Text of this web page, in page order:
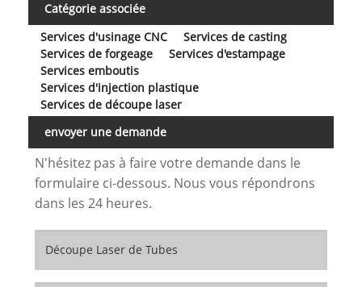
Catégorie associée
Services d'usinage CNC
Services de casting
Services de forgeage
Services d'estampage
Services emboutis
Services d'injection plastique
Services de découpe laser
envoyer une demande
N'hésitez pas à faire votre demande dans le
formulaire ci-dessous. Nous vous répondrons
dans les 24 heures.